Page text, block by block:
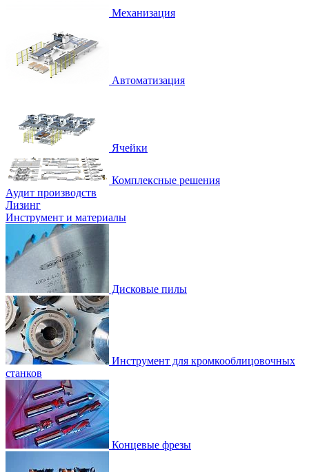
Механизация
Автоматизация
Ячейки
Комплексные решения
Аудит производств
Лизинг
Инструмент и материалы
Дисковые пилы
Инструмент для кромкооблицовочных
станков
Концевые фрезы